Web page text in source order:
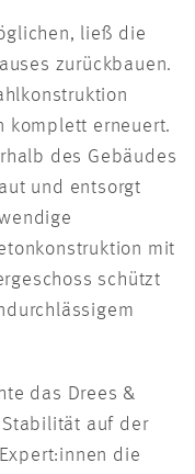
ließ die
zurückbauen.
komplett erneuert.
des Gebäudes
und entsorgt
mit
schützt
das Drees &
Stabilität auf der
die